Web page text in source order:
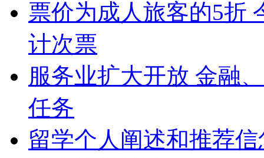
票价为成人旅客的5折
计次票
服务业扩大开放 金融
任务
留学个人阐述和推荐